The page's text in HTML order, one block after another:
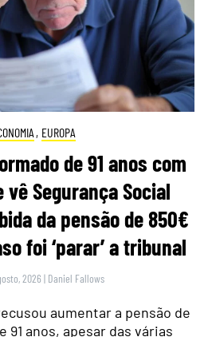
, EUROPA
de 91 anos com
Segurança Social
da pensão de 850€
foi ‘parar’ a tribunal
2026 | Daniel Fallows
aumentar a pensão de
91 anos, apesar das várias